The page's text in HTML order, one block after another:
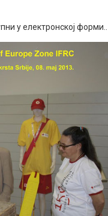
у електронској форми.